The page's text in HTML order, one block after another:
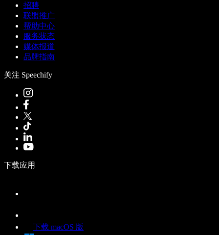
招聘
联盟推广
帮助中心
服务状态
媒体报道
品牌指南
关注 Speechify
下载应用
下载 macOS 版